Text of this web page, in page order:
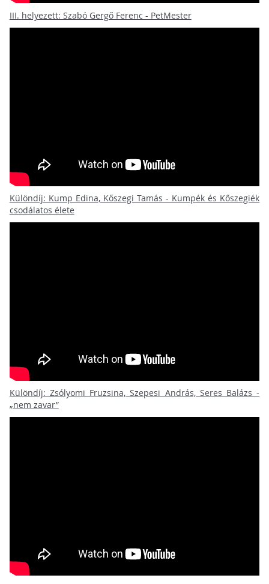
III. helyezett: Szabó Gergő Ferenc - PetMester
Különdíj: Kump Edina, Kőszegi Tamás - Kumpék és Kőszegiék
csodálatos élete
Különdíj: Zsólyomi Fruzsina, Szepesi András, Seres Balázs -
„nem zavar”